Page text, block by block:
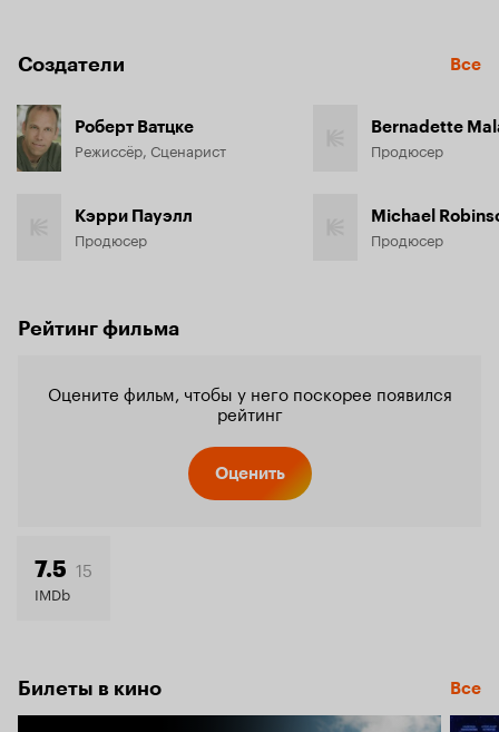
Создатели Все
Роберт Ватцке
Режиссёр, Сценарист
Кэрри Пауэлл
Продюсер
Bernadette
Продюсер
Michael
Продюсер
Рейтинг фильма
Оцените фильм, чтобы у него поскорее появился
рейтинг
Оценить
7.5 15
IMDb
Билеты в кино Все